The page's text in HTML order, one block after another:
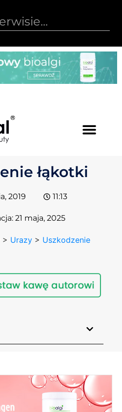
łąkotki
2019 11:13
21 maja, 2025
> Urazy > Uszkodzenie